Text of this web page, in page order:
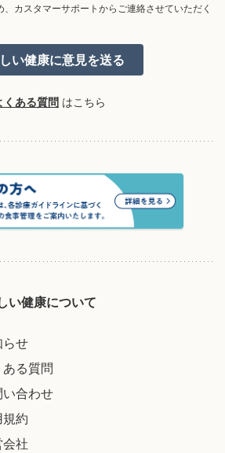
カスタマーサポートからご連絡させていただく
くある質問 はこちら
い健康について
らせ
ある質問
い合わせ
約
社